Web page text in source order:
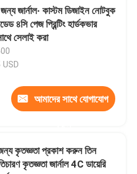
জন্য জার্নাল∙ কাস্টম ডিজাইন নোটবুক
৪সি পেজ প্রিন্টিং হার্ডকভার
সেলাই করা
USD
আমাদের সাথে যোগাযোগ
কৃতজ্ঞতা প্রকাশ করুন তিন
কৃতজ্ঞতা জার্নাল 4C ডায়েরি